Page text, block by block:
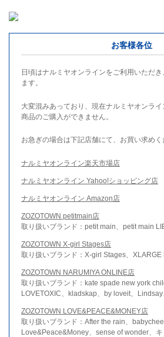
お客様各位
日頃はナルミヤオンラインをご利用いただ
ます。
大変混みあっており、現在ナルミヤオンラ
商品のご購入ができません。
お急ぎの場合は下記店舗にて、お買い求めく
ナルミヤオンライン楽天市場店
ナルミヤオンライン Yahoo!ショッピング店
ナルミヤオンライン Amazon店
ZOZOTOWN petitmain店
取り扱いブランド：petit main、petit main
ZOZOTOWN X-girl Stages店
取り扱いブランド：X-girl Stages、XLARGE
ZOZOTOWN NARUMIYA ONLINE店
取り扱いブランド：kate spade new york
LOVETOXIC、kladskap、by loveit、
ZOZOTOWN LOVE&PEACE&MONEY店
取り扱いブランド：After the rain、babycheer
Love&Peace&Money、sense of wonder、キ